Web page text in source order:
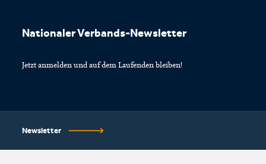
Nationaler Verbands-Newsletter
Jetzt anmelden und auf dem Laufenden bleiben!
Newsletter